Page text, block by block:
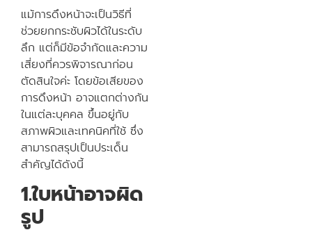
แม้การดึงหน้าจะเป็นวิธีที่
ช่วยยกกระชับผิวได้ในระดับ
ลึก แต่ก็มีข้อจำกัดและความ
เสี่ยงที่ควรพิจารณาก่อน
ตัดสินใจค่ะ โดยข้อเสียของ
การดึงหน้า อาจแตกต่างกัน
ในแต่ละบุคคล ขึ้นอยู่กับ
สภาพผิวและเทคนิคที่ใช้ ซึ่ง
สามารถสรุปเป็นประเด็น
สำคัญได้ดังนี้
1.ใบหน้าอาจผิด
รูป